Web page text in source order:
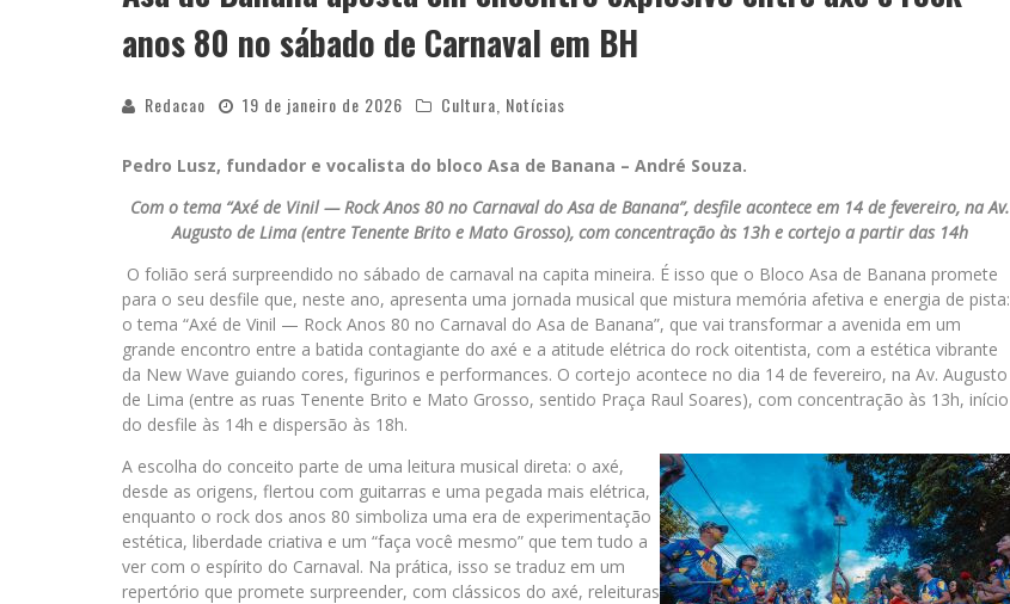
anos 80 no sábado de Carnaval em BH
Redacao 19 de janeiro de 2026 Cultura Notícias
Pedro Lusz, fundador e vocalista do bloco Asa de Banana – André Souza.
Com o tema “Axé de Vinil — Rock Anos 80 no Carnaval do Asa de Banana”, desfile acontece em 14 de fevereiro, na Av.
Augusto de Lima (entre Tenente Brito e Mato Grosso), com concentração às 13h e cortejo a partir das 14h
O folião será surpreendido no sábado de carnaval na capita mineira. É isso que o Bloco Asa de Banana promete
para o seu desfile que, neste ano, apresenta uma jornada musical que mistura memória afetiva e energia de pista:
o tema “Axé de Vinil — Rock Anos 80 no Carnaval do Asa de Banana”, que vai transformar a avenida em um
grande encontro entre a batida contagiante do axé e a atitude elétrica do rock oitentista, com a estética vibrante
da New Wave guiando cores, figurinos e performances. O cortejo acontece no dia 14 de fevereiro, na Av. Augusto
de Lima (entre as ruas Tenente Brito e Mato Grosso, sentido Praça Raul Soares), com concentração às 13h, início
do desfile às 14h e dispersão às 18h.
A escolha do conceito parte de uma leitura musical direta: o axé,
desde as origens, flertou com guitarras e uma pegada mais elétrica,
enquanto o rock dos anos 80 simboliza uma era de experimentação
estética, liberdade criativa e um “faça você mesmo” que tem tudo a
ver com o espírito do Carnaval. Na prática, isso se traduz em um
repertório que promete surpreender, com clássicos do axé, releituras